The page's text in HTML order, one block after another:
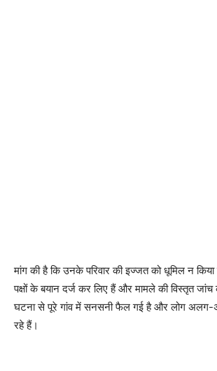
मांग की है कि उनके परिवार की इज्जत को धूमिल न
पक्षों के बयान दर्ज कर लिए हैं और मामले की विस्तृत
घटना से पूरे गांव में सनसनी फैल गई है और लोग अलग-
रहे हैं।